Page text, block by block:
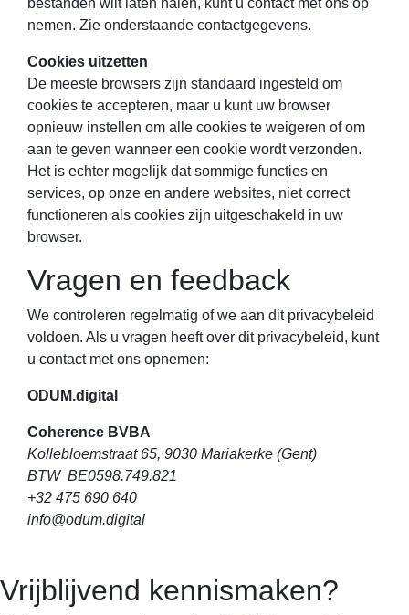
bestanden wilt laten halen, kunt u contact met ons op
nemen. Zie onderstaande contactgegevens.
Cookies uitzetten
De meeste browsers zijn standaard ingesteld om
cookies te accepteren, maar u kunt uw browser
opnieuw instellen om alle cookies te weigeren of om
aan te geven wanneer een cookie wordt verzonden.
Het is echter mogelijk dat sommige functies en
services, op onze en andere websites, niet correct
functioneren als cookies zijn uitgeschakeld in uw
browser.
Vragen en feedback
We controleren regelmatig of we aan dit privacybeleid
voldoen. Als u vragen heeft over dit privacybeleid, kunt
u contact met ons opnemen:
ODUM.digital
Coherence BVBA
Kollebloemstraat 65, 9030 Mariakerke (Gent)
BTW BE0598.749.821
+32 475 690 640
info@odum.digital
Vrijblijvend kennismaken?